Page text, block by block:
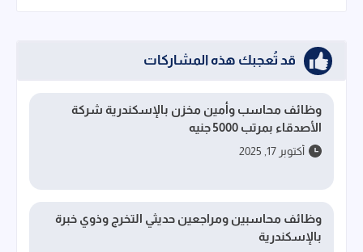
قد تُعجبك هذه المشاركات
وظائف محاسب وأمين مخزن بالإسكندرية شركة
الأصدقاء بمرتب 5000 جنيه
أكتوبر 17, 2025
وظائف محاسبين ومراجعين حديثي التخرج وذوي خبرة
بالإسكندرية